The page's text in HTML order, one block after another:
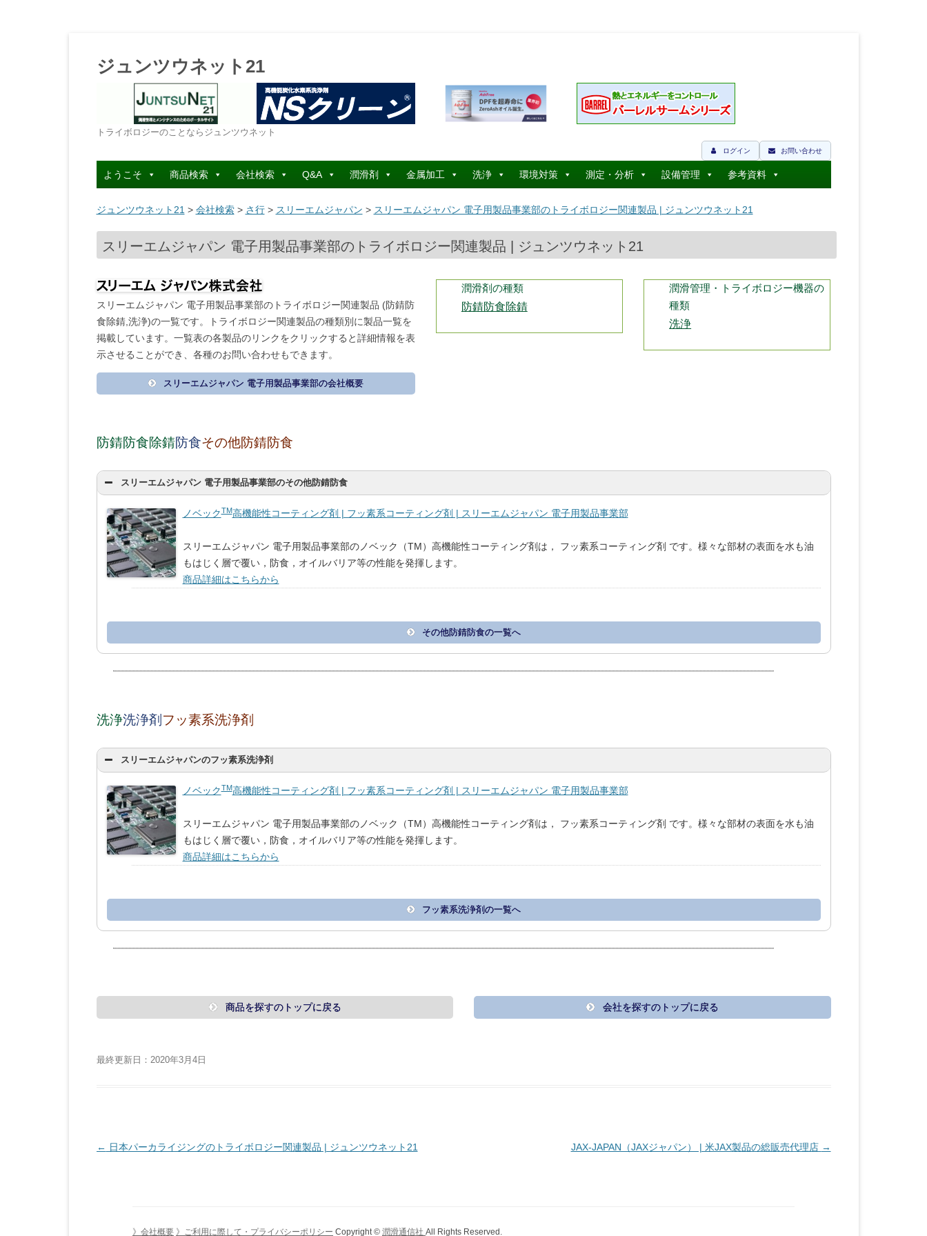
ジュンツウネット21
トライボロジーのことならジュンツウネット
お問い合わせ
ログイン
コ
ン
テ
ン
へ
キ
ッ
プ
ようこそ 商品検索 会社検索 Q&A 潤滑剤 金属加工 洗浄 環境対策 測定・分析 設備管理 参考資料
ジュンツウネット21 > 会社検索> さ行> スリーエムジャパン > スリーエムジャパン 電子用製品事業部のトライボロジー関連製品 | ジュンツウネット21
スリーエムジャパン 電子用製品事業部のトライボロジー関連製品 | ジュンツウネット21
スリーエムジャパン 電子用製品事業部のトライボロジー関連製品 (防錆防
食除錆,洗浄)の一覧です。トライボロジー関連製品の種類別に製品一覧を
掲載しています。一覧表の各製品のリンクをクリックすると詳細情報を表
示させることができ、各種のお問い合わせもできます。
スリーエムジャパン 電子用製品事業部の会社概要
潤滑剤の種類
防錆防食除錆
潤滑管理・トライボロジー機器の
種類
洗浄
防錆防食除錆防食その他防錆防食
スリーエムジャパン 電子用製品事業部のその他防錆防食
ノベックTM高機能性コーティング剤 | フッ素系コーティング剤 | スリーエムジャパン 電子用製品事業部
スリーエムジャパン 電子用製品事業部のノベック（TM）高機能性コーティング剤は， フッ素系コーティング剤 です。様々な部材の表面を水も油
もはじく層で覆い，防食，オイルバリア等の性能を発揮します。
商品詳細はこちらから
その他防錆防食の一覧へ
洗浄洗浄剤 フッ素系洗浄剤
スリーエムジャパンのフッ素系洗浄剤
ノベックTM高機能性コーティング剤 | フッ素系コーティング剤 | スリーエムジャパン 電子用製品事業部
スリーエムジャパン 電子用製品事業部のノベック（TM）高機能性コーティング剤は， フッ素系コーティング剤 です。様々な部材の表面を水も油
もはじく層で覆い，防食，オイルバリア等の性能を発揮します。
商品詳細はこちらから
フッ素系洗浄剤の一覧へ
商品を探すのトップに戻る 会社を探すのトップに戻る
最終更新日：2020年3月4日
投
← 日本パーカライジングのトライボロジー関連製品 | ジュンツウネット21 JAX-JAPAN（JAXジャパン） | 米JAX製品の総販売代理店 →
》会社概要 》ご利用に際して・プライバシーポリシー Copyright © 潤滑通信社 All Rights Reserved.